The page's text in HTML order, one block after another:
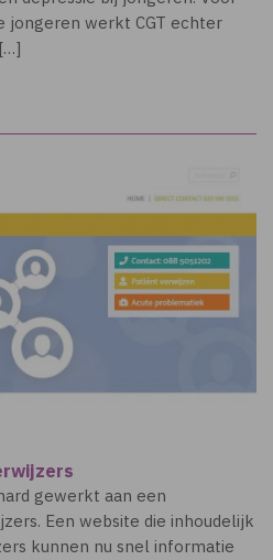
jongeren werkt CGT echter
gewerkt aan een
Een website die inhoudelijk
kunnen nu snel informatie